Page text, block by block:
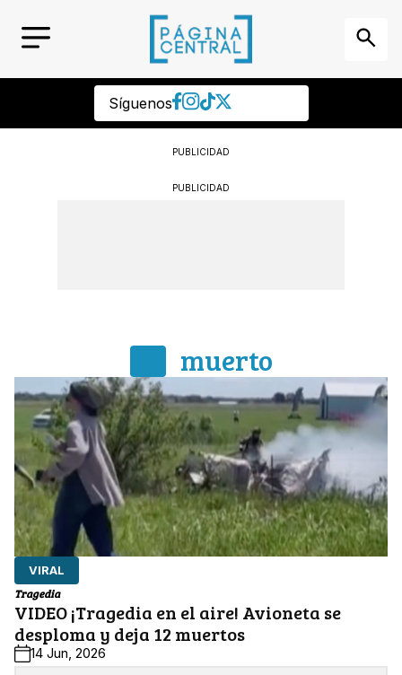
Síguenos
PUBLICIDAD
PUBLICIDAD
muerto
VIRAL
Tragedia
VIDEO ¡Tragedia en el aire! Avioneta se
desploma y deja 12 muertos
14 Jun, 2026